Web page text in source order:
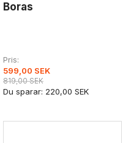
Boras
Pris
599,00 SEK
819,00 SEK
Du sparar: 220,00 SEK